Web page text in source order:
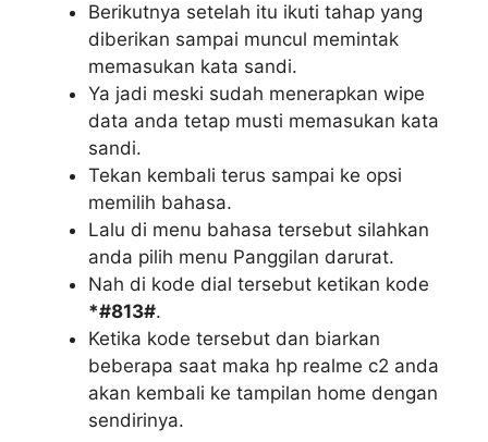
Berikutnya setelah itu ikuti tahap yang
diberikan sampai muncul memintak
memasukan kata sandi.
Ya jadi meski sudah menerapkan wipe
data anda tetap musti memasukan kata
sandi.
Tekan kembali terus sampai ke opsi
memilih bahasa.
Lalu di menu bahasa tersebut silahkan
anda pilih menu Panggilan darurat.
Nah di kode dial tersebut ketikan kode
*#813#.
Ketika kode tersebut dan biarkan
beberapa saat maka hp realme c2 anda
akan kembali ke tampilan home dengan
sendirinya.